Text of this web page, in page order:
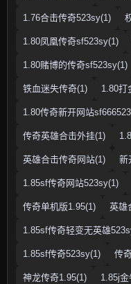
1.76合击传奇523sy(1)
1.80凤凰传奇sf523sy(1)
1.80赌博的传奇sf523sy(1)
铁血迷失传奇(1) 1.80打
1.80传奇新开网站
传奇英雄合击外挂(1)
英雄合击传奇网站(1) 新
1.85sf传奇网站523sy(1)
传奇单机版1.95(1) 英雄
1.85sf传奇轻变无英雄
1.85sf传奇523sy(1) 传
神龙传奇1.95(1) 1.85j